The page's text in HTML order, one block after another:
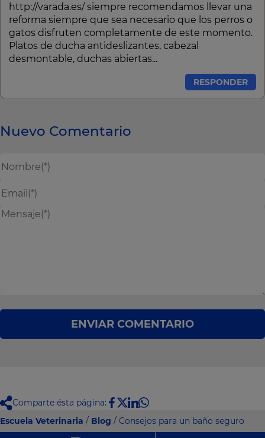
http://varada.es/ siempre recomendamos llevar una
reforma siempre que sea necesario que los perros o
gatos disfruten completamente de este momento.
Platos de ducha antideslizantes, cabezal
desmontable, duchas abiertas...
RESPONDER
Nuevo Comentario
ENVIAR COMENTARIO
Comparte ésta página:
Escuela Veterinaria / Blog / Consejos para un baño seguro